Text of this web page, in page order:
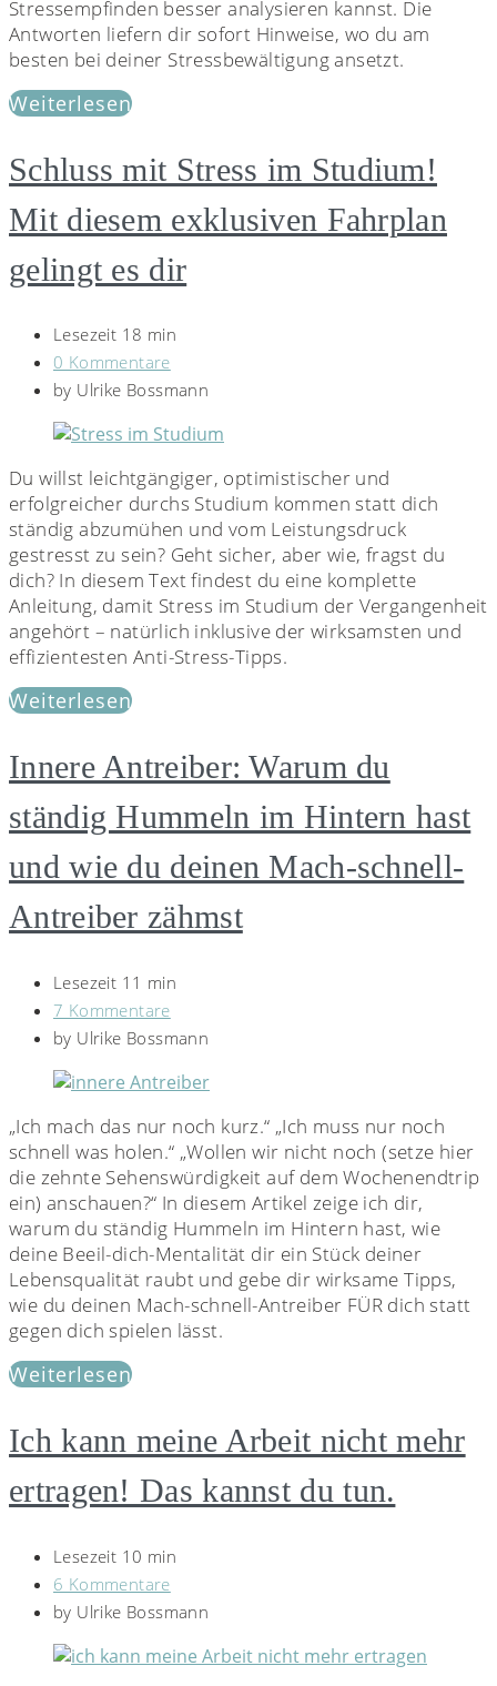
Stressempfinden besser analysieren kannst. Die
Antworten liefern dir sofort Hinweise, wo du am
besten bei deiner Stressbewältigung ansetzt.
Weiterlesen
Schluss mit Stress im Studium!
Mit diesem exklusiven Fahrplan
gelingt es dir
Lesezeit 18 min
0 Kommentare
by Ulrike Bossmann
Du willst leichtgängiger, optimistischer und
erfolgreicher durchs Studium kommen statt dich
ständig abzumühen und vom Leistungsdruck
gestresst zu sein? Geht sicher, aber wie, fragst du
dich? In diesem Text findest du eine komplette
Anleitung, damit Stress im Studium der Vergangenheit
angehört – natürlich inklusive der wirksamsten und
effizientesten Anti-Stress-Tipps.
Weiterlesen
Innere Antreiber: Warum du
ständig Hummeln im Hintern hast
und wie du deinen Mach-schnell-
Antreiber zähmst
Lesezeit 11 min
7 Kommentare
by Ulrike Bossmann
„Ich mach das nur noch kurz.“ „Ich muss nur noch
schnell was holen.“ „Wollen wir nicht noch (setze hier
die zehnte Sehenswürdigkeit auf dem Wochenendtrip
ein) anschauen?“ In diesem Artikel zeige ich dir,
warum du ständig Hummeln im Hintern hast, wie
deine Beeil-dich-Mentalität dir ein Stück deiner
Lebensqualität raubt und gebe dir wirksame Tipps,
wie du deinen Mach-schnell-Antreiber FÜR dich statt
gegen dich spielen lässt.
Weiterlesen
Ich kann meine Arbeit nicht mehr
ertragen! Das kannst du tun.
Lesezeit 10 min
6 Kommentare
by Ulrike Bossmann